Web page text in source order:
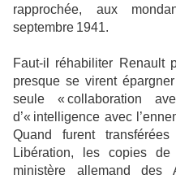
rapprochée, aux
septembre 1941.
Faut-il réhabiliter
presque se virent
seule « collaboration
d’« intelligence avec
Quand furent
Libération, les copies
ministère allemand